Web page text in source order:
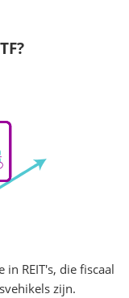
in REIT's, die fiscaal
zijn.